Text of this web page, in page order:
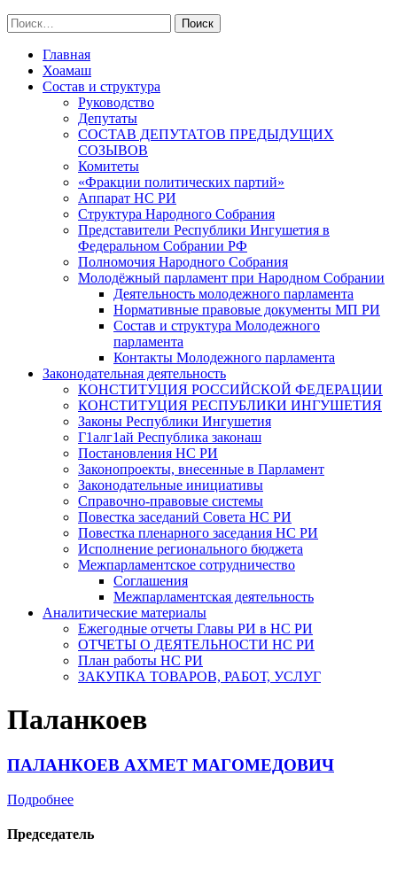
Найти:
Главная
Хоамаш
Состав и структура
Руководство
Депутаты
СОСТАВ ДЕПУТАТОВ ПРЕДЫДУЩИХ
СОЗЫВОВ
Комитеты
«Фракции политических партий»
Аппарат НС РИ
Структура Народного Собрания
Представители Республики Ингушетия в
Федеральном Собрании РФ
Полномочия Народного Собрания
Молодёжный парламент при Народном Собрании
Деятельность молодежного парламента
Нормативные правовые документы МП РИ
Состав и структура Молодежного
парламента
Контакты Молодежного парламента
Законодательная деятельность
КОНСТИТУЦИЯ РОССИЙСКОЙ ФЕДЕРАЦИИ
КОНСТИТУЦИЯ РЕСПУБЛИКИ ИНГУШЕТИЯ
Законы Республики Ингушетия
Г1алг1ай Республика законаш
Постановления НС РИ
Законопроекты, внесенные в Парламент
Законодательные инициативы
Справочно-правовые системы
Повестка заседаний Совета НС РИ
Повестка пленарного заседания НС РИ
Исполнение регионального бюджета
Межпарламентское сотрудничество
Соглашения
Межпарламентская деятельность
Аналитические материалы
Ежегодные отчеты Главы РИ в НС РИ
ОТЧЕТЫ О ДЕЯТЕЛЬНОСТИ НС РИ
План работы НС РИ
ЗАКУПКА ТОВАРОВ, РАБОТ, УСЛУГ
Паланкоев
ПАЛАНКОЕВ АХМЕТ МАГОМЕДОВИЧ
Подробнее
Председатель